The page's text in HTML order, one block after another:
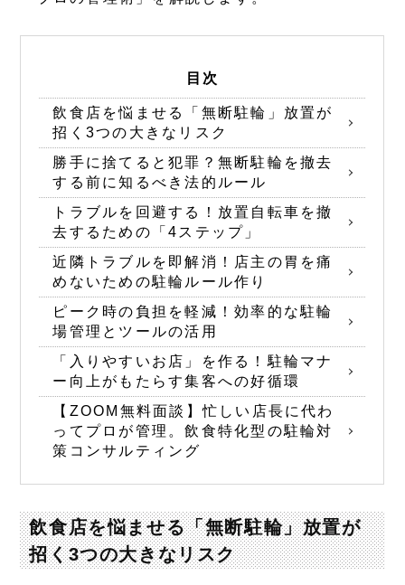
目次
飲食店を悩ませる「無断駐輪」放置が
招く3つの大きなリスク
勝手に捨てると犯罪？無断駐輪を撤去
する前に知るべき法的ルール
トラブルを回避する！放置自転車を撤
去するための「4ステップ」
近隣トラブルを即解消！店主の胃を痛
めないための駐輪ルール作り
ピーク時の負担を軽減！効率的な駐輪
場管理とツールの活用
「入りやすいお店」を作る！駐輪マナ
ー向上がもたらす集客への好循環
【ZOOM無料面談】忙しい店長に代わ
ってプロが管理。飲食特化型の駐輪対
策コンサルティング
飲食店を悩ませる「無断駐輪」放置が
招く3つの大きなリスク